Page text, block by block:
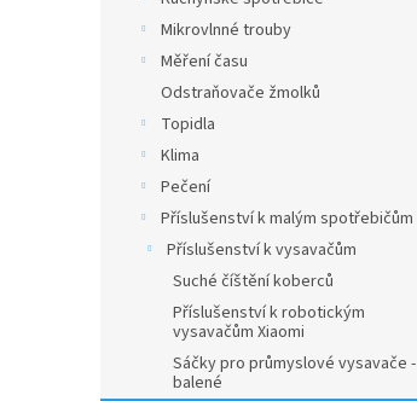
Mikrovlnné trouby
Měření času
Odstraňovače žmolků
Topidla
Klima
Pečení
Příslušenství k malým spotřebičům
Příslušenství k vysavačům
Suché číštění koberců
Příslušenství k robotickým
vysavačům Xiaomi
Sáčky pro průmyslové vysavače -
balené